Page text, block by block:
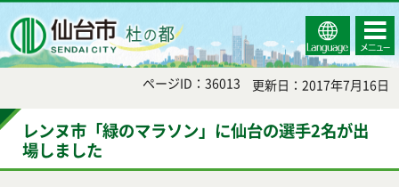
Select
Language
コンテ
ンツメ
ニュー
ページID：36013 更新日：2017年7月16日
レンヌ市「緑のマラソン」に仙台の選手2名が出
場しました